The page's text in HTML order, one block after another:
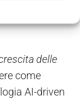
delle
come
AI-driven